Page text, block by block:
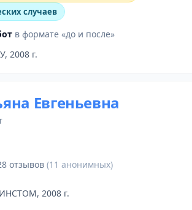
случаев
в формате «до и после»
2008 г.
Евгеньевна
отзывов (11 анонимных)
2008 г.